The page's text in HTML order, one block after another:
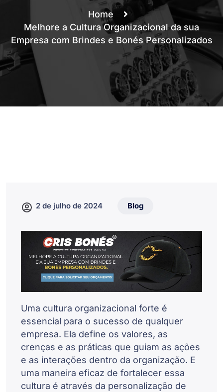
Home
Melhore a Cultura Organizacional da sua
Empresa com Brindes e Bonés Personalizados
2 de julho de 2024 Blog
Uma cultura organizacional forte é
essencial para o sucesso de qualquer
empresa. Ela define os valores, as
crenças e as práticas que guiam as ações
e as interações dentro da organização. E
uma maneira eficaz de fortalecer essa
cultura é através da personalização de